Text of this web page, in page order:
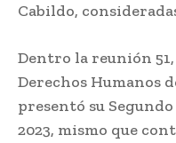
Cabildo,
Dentro la reunión
Derechos Humanos
presentó su
2023, mismo que